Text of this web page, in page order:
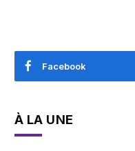
Facebook
À LA UNE